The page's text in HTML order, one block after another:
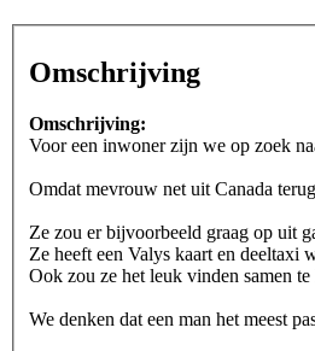
Omschrijving
Omschrijving:
Voor een inwoner zijn we op zoek
Omdat mevrouw net uit Canada
Ze zou er bijvoorbeeld graag op uit
Ze heeft een Valys kaart en deeltaxi
Ook zou ze het leuk vinden samen
We denken dat een man het meest